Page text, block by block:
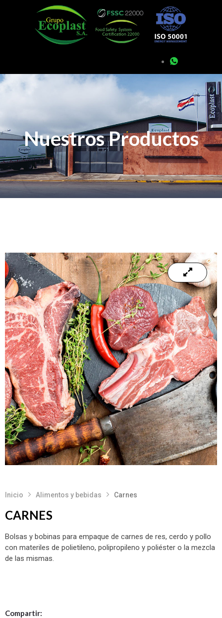
Nuestros Productos
Inicio Alimentos y bebidas Carnes
CARNES
Bolsas y bobinas para empaque de carnes de res, cerdo y pollo
con materiles de polietileno, polipropileno y poliéster o la mezcla
de las mismas.
Compartir: